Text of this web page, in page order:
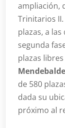
ampliación,
Trinitarios
plazas, a
segunda
plazas
de 580
dada su
próximo al